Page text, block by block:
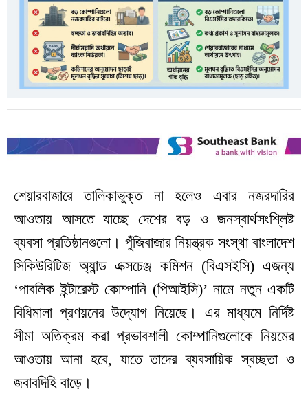
শেয়ারবাজারে তালিকাভুক্ত না হলেও এবার নজরদারির
আওতায় আসতে যাচ্ছে দেশের বড় ও জনস্বার্থসংশ্লিষ্ট
ব্যবসা প্রতিষ্ঠানগুলো। পুঁজিবাজার নিয়ন্ত্রক সংস্থা বাংলাদেশ
সিকিউরিটিজ অ্যান্ড এক্সচেঞ্জ কমিশন (বিএসইসি) এজন্য
‘পাবলিক ইন্টারেস্ট কোম্পানি (পিআইসি)’ নামে নতুন একটি
বিধিমালা প্রণয়নের উদ্যোগ নিয়েছে। এর মাধ্যমে নির্দিষ্ট
সীমা অতিক্রম করা প্রভাবশালী কোম্পানিগুলোকে নিয়মের
আওতায় আনা হবে, যাতে তাদের ব্যবসায়িক স্বচ্ছতা ও
জবাবদিহি বাড়ে।